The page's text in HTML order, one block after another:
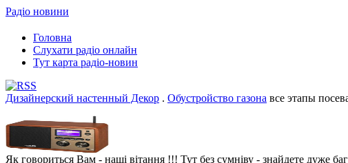
Радіо новини
Головна
Слухати радіо онлайн
Тут карта радіо-новин
Дизайнерский настенный Декор . Обустройство газона все этапы
Як говориться Вам - наші вітання !!! Тут без сумніву - знайдете дуже